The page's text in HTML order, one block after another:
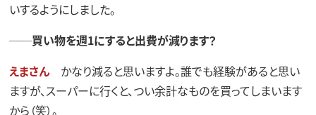
いするようにしました。
──買い物を週1にすると出費が減ります？
えまさんかなり減ると思いますよ。誰でも経験があると思い
ますが、スーパーに行くと、つい余計なものを買ってしまいます
から（笑）。